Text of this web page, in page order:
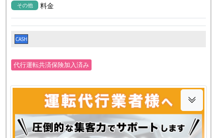
その他 料金
CASH
代行運転共済保険加入済み